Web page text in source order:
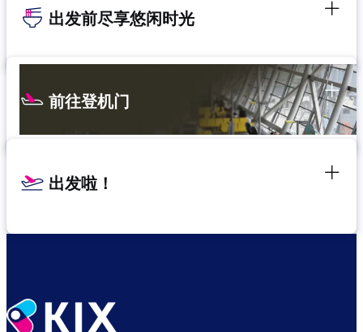
出发前尽享悠闲时光
前往登机门
出发啦！